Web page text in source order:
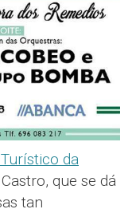
da
que se dá
tan